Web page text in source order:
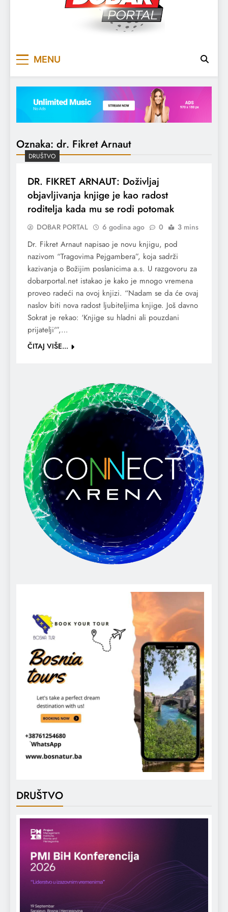
MENU
Oznaka: dr. Fikret Arnaut
DRUŠTVO
DR. FIKRET ARNAUT: Doživljaj
objavljivanja knjige je kao radost
roditelja kada mu se rodi potomak
DOBAR PORTAL 6 godina ago 0 3 mins
Dr. Fikret Arnaut napisao je novu knjigu, pod
nazivom “Tragovima Pejgambera”, koja sadrži
kazivanja o Božijim poslanicima a.s. U razgovoru za
dobarportal.net istakao je kako je mnogo vremena
proveo radeći na ovoj knjizi. “Nadam se da će ovaj
naslov biti nova radost ljubiteljima knjige. Još davno
Sokrat je rekao: ‘Knjige su hladni ali pouzdani
prijatelji'”,…
ČITAJ VIŠE...
DRUŠTVO